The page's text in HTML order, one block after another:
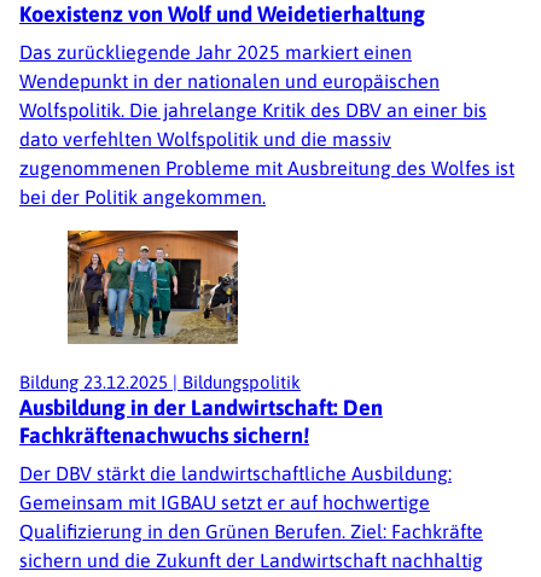
Koexistenz von Wolf und Weidetierhaltung
Das zurückliegende Jahr 2025 markiert einen
Wendepunkt in der nationalen und europäischen
Wolfspolitik. Die jahrelange Kritik des DBV an einer bis
dato verfehlten Wolfspolitik und die massiv
zugenommenen Probleme mit Ausbreitung des Wolfes ist
bei der Politik angekommen.
Bildung 23.12.2025 | Bildungspolitik
Ausbildung in der Landwirtschaft: Den
Fachkräftenachwuchs sichern!
Der DBV stärkt die landwirtschaftliche Ausbildung:
Gemeinsam mit IGBAU setzt er auf hochwertige
Qualifizierung in den Grünen Berufen. Ziel: Fachkräfte
sichern und die Zukunft der Landwirtschaft nachhaltig